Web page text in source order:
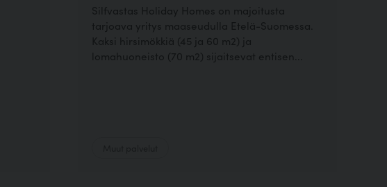
Silfvastas Holiday Homes on majoitusta
tarjoava yritys maaseudulla Etelä-Suomessa.
Kaksi hirsimökkiä (45 ja 60 m2) ja
lomahuoneisto (70 m2) sijaitsevat entisen...